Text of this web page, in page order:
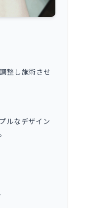
整し施術させ
ルなデザイン